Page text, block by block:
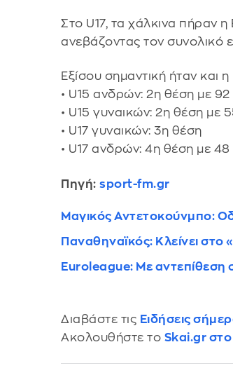
Στο U17, τα χάλκινα πήραν
ανεβάζοντας τον συνολικό
Εξίσου σημαντική ήταν και
• U15 ανδρών: 2η θέση με
• U15 γυναικών: 2η θέση με
• U17 γυναικών: 3η θέση
• U17 ανδρών: 4η θέση με
Πηγή: sport-fm.gr
Μαγικός Αντετοκούνμπο:
Παναθηναϊκός: Κλείνει στο
Euroleague: Με αντεπίθεση
Διαβάστε τις Ειδήσεις
Ακολουθήστε το Skai.gr